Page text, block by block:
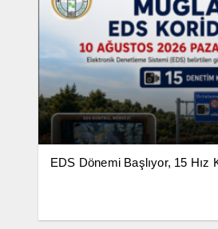
EDS Dönemi Başlıyor, 15 Hız